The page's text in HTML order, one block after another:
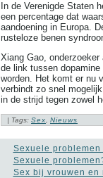
In de Verenigde Staten
een percentage dat
aandoening in Europa.
rusteloze benen
Xiang Gao,
de link tussen
worden. Het komt er nu
verbindt zo snel
in de strijd tegen zowel
| Tags: Sex, Nieuws
Sexuele
Sexuele
Sex bij vrouwen